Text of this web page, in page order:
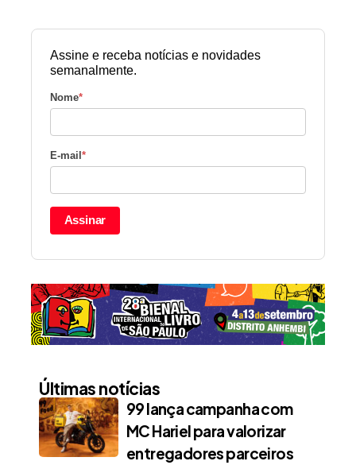
Assine e receba notícias e novidades
semanalmente.
Nome*
E-mail *
Assinar
Últimas notícias
99 lança campanha com
MC Hariel para valorizar
entregadores parceiros